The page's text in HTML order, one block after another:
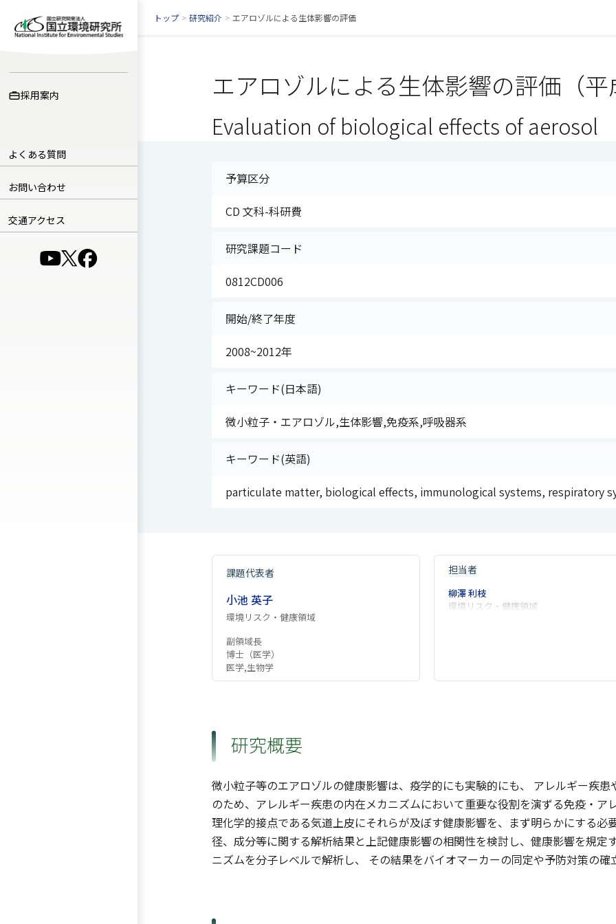
採用案内
よくある質問
お問い合わせ
交通アクセス
（別ウインドウで開きます）
（別ウインドウで開きます）
（別ウインドウで開きます）
トップ > 研究紹介 > エアロゾルによる生体影響の評価
エアロゾルによる生体影響の評価（平
Evaluation of biological effects of aerosol
予算区分
CD 文科-科研費
研究課題コード
0812CD006
開始/終了年度
2008~2012年
キーワード(日本語)
微小粒子・エアロゾル,生体影響,免疫系,呼吸器系
キーワード(英語)
particulate matter, biological effects, immunological systems, respiratory
課題代表者
小池 英子
環境リスク・健康領域
副領域長
博士（医学）
医学,生物学
担当者
柳澤 利枝
環境リスク・健康領域
研究概要
微小粒子等のエアロゾルの健康影響は、疫学的にも実験的にも、 アレルギー疾
のため、アレルギー疾患の内在メカニズムにおいて重要な役割を演ずる免疫・
理化学的接点である気道上皮にそれらが及ぼす健康影響を、まず明らかにする必
径、成分等に関する解析結果と上記健康影響の相関性を検討し、健康影響を規定
ニズムを分子レベルで解析し、 その結果をバイオマーカーの同定や予防対策の確